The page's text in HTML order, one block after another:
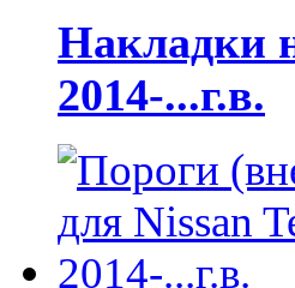
Накладки
2014-...г.в.